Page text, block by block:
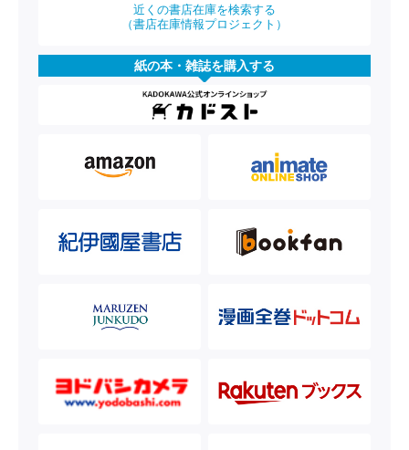
近くの書店在庫を検索する
（書店在庫情報プロジェクト）
紙の本・雑誌を購入する